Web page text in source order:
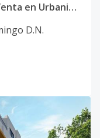
Proyecto de Apartamento en Venta en Urbanización Real
D.N.